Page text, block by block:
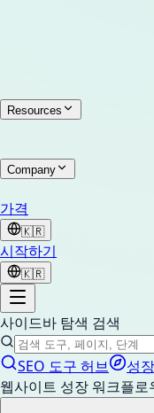
Resources
Company
가격
🇰🇷
시작하기
🇰🇷
사이드바 탐색 검색
SEO 도구 허브 성
웹사이트 성장 워크플로